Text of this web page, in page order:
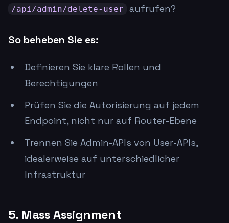
/api/admin/delete-user aufrufen?
So beheben Sie es:
Definieren Sie klare Rollen und
Berechtigungen
Prüfen Sie die Autorisierung auf jedem
Endpoint, nicht nur auf Router-Ebene
Trennen Sie Admin-APIs von User-APIs,
idealerweise auf unterschiedlicher
Infrastruktur
5. Mass Assignment